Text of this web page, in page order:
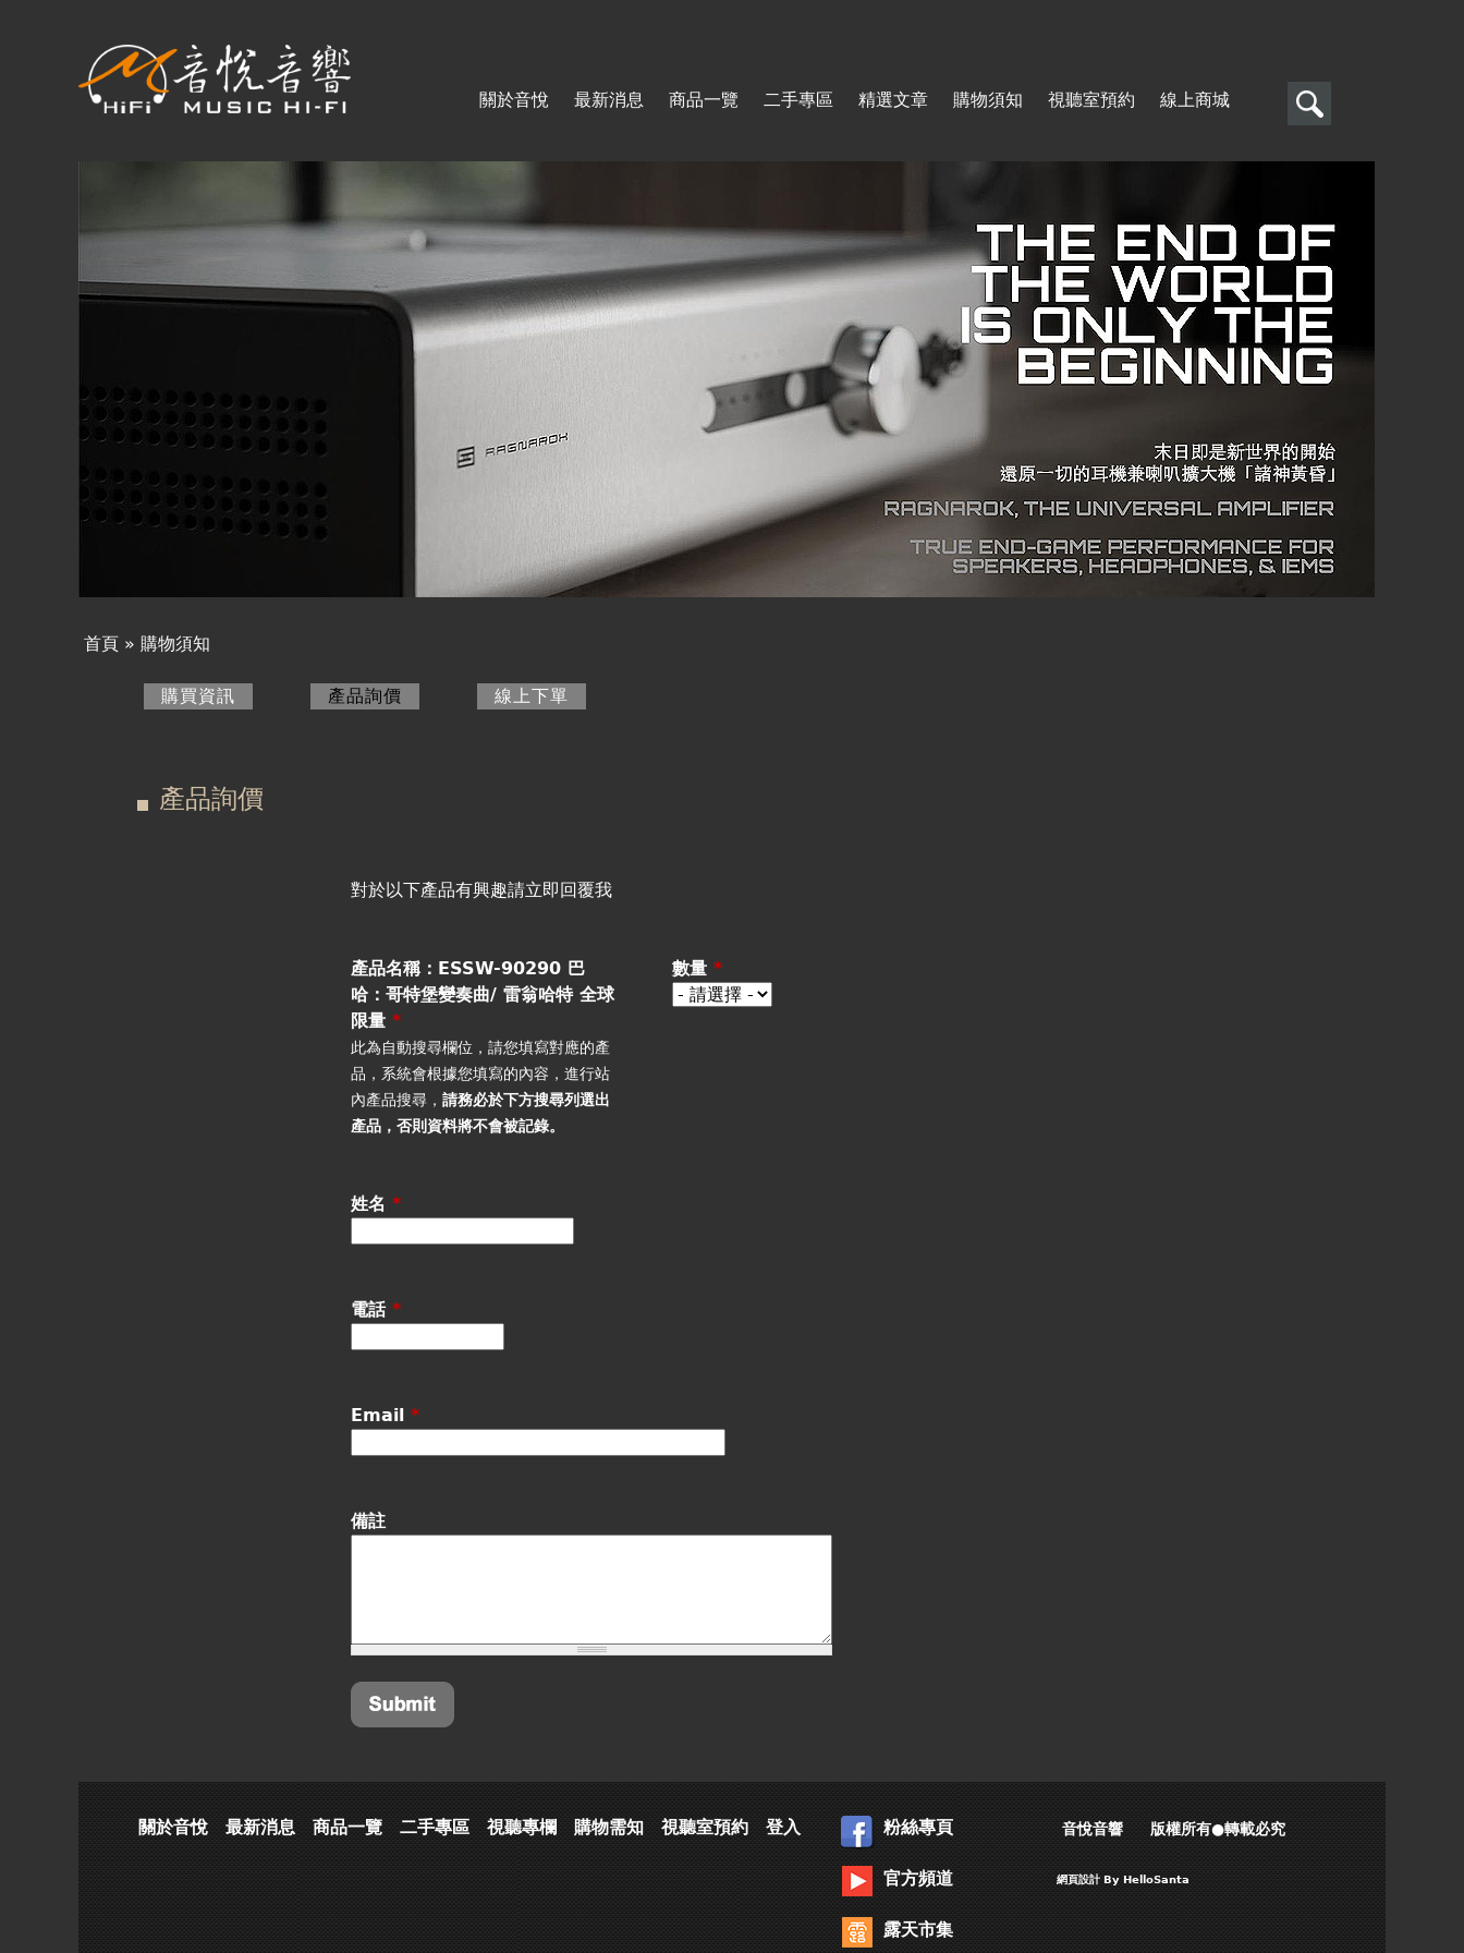
關於音悅 最新消息 商品一覽 二手專區 精選文章 購物須知 視聽室預約 線上商城
搜
表
單
搜
尋
商品一覽
二手專區
產品詢價
視聽室預約
首頁 » 購物須知
購買資訊 產品詢價 (作用中頁籤)線上下單
產品詢價
對於以下產品有興趣請立即回覆我
產品名稱：ESSW-90290 巴
哈：哥特堡變奏曲/ 雷翁哈特 全球
限量*
此為自動搜尋欄位，請您填寫對應的產
品，系統會根據您填寫的內容，進行站
內產品搜尋，請務必於下方搜尋列選出
產品 ，否則資料將不會被記錄。
數量 *
姓名*
電話*
Email*
備註
關於音悅 最新消息 商品一覽 二手專區 視聽專欄 購物需知 視聽室預約 登入 粉絲專頁
官方頻道
露天市集
音悅音響 版權所有●轉載必究
網頁設計By HelloSanta